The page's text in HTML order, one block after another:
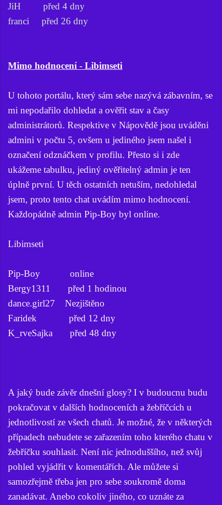
JiH před 4 dny
franci před 26 dny
Mimo hodnocení - Libimseti
U tohoto portálu, který sám sebe nazývá zábavním, se
mi nepodařilo dohledat a ověřit stav a časy
administrátorů. Respektive v Nápovědě jsou uváděni
admini v počtu 5, ovšem u jediného jsem našel i
označení odznáčkem v profilu. Přesto si i zde
ukážeme tabulku, jediný ověřitelný admin je ten
úplně první. U těch ostatních netuším, nedohledal
jsem, proto tento chat uvádím mimo hodnocení.
Každopádně admin Pip-Boy byl online.
Libimseti
Pip-Boy online
Bergy1311 před 1 hodinou
dance.girl27 Nezjištěno
Faridek před 12 dny
K_rveSajka před 48 dny
A jaký bude závěr dnešní glosy? I v budoucnu budu
pokračovat v dalších hodnoceních a žebříčcích u
jednotlivostí ze všech chatů. Je možné, že v některých
případech nebudete se zařazením toho kterého chatu v
žebříčku souhlasit. Není nic jednoduššího, než svůj
pohled vyjádřit v komentářích. Ale můžete si
samozřejmě třeba jen pro sebe soukromě doma
zanadávat. Anebo cokoliv jiného, co uznáte za